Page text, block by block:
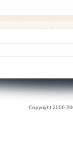
Copyright 2006-